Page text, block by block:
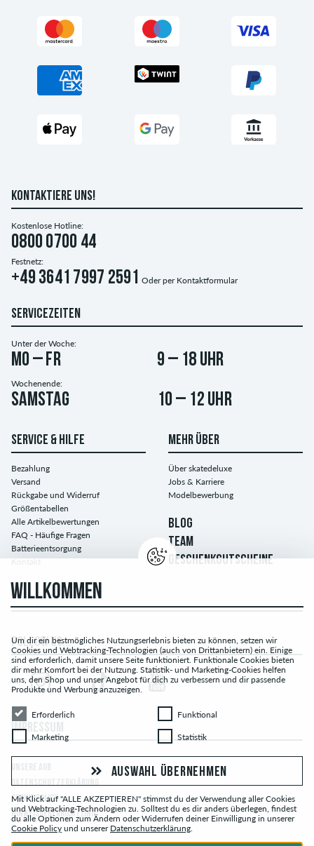
KONTAKTIERE UNS!
Kostenlose Hotline:
0800 0700 44
Festnetz:
+49 3641 7997 2591 Oder per Kontaktformular
SERVICEZEITEN
Unter der Woche:
Mo – Fr 9 – 18 Uhr
Wochenende:
Samstag 10 – 12 Uhr
SERVICE & HILFE
Bezahlung
Versand
Rückgabe und Widerruf
Größentabellen
Alle Artikelbewertungen
FAQ - Häufige Fragen
Batterieentsorgung
Kontakt
MEHR ÜBER
Über skatedeluxe
Jobs & Karriere
Modelbewerbung
BLOG
TEAM
GESCHENKGUTSCHEINE
FOLLOW US...
IMPRESSUM
DATENSCHUTZERKLÄRUNG
COOKIE POLICY
HINWEISGEBERRICHTLINIE
WILLKOMMEN
Um dir ein bestmögliches Nutzungserlebnis bieten zu können, setzen wir
Cookies und Webtracking-Technologien (auch von Drittanbietern) ein. Einige
sind erforderlich, damit unsere Seite funktioniert. Funktionale Cookies bieten
dir mehr Komfort bei der Nutzung. Statistik- und Marketing-Cookies helfen
uns, den Shop und unser Angebot für dich zu verbessern und dir passende
Produkte und Werbung anzuzeigen.
Erforderlich
Erforderlich FunktionalFunktional
MarketingMarketing StatistikStatistik
AUSWAHL ÜBERNEHMEN
Mit Klick auf "ALLE AKZEPTIEREN" stimmst du der Verwendung aller Cookies
und Webtracking-Technologien zu. Solltest du es dir anders überlegen, findest
du alle Optionen zum Ändern oder Widerrufen deiner Einwilligung in unserer
Cookie Policy und unserer Datenschutzerklärung.